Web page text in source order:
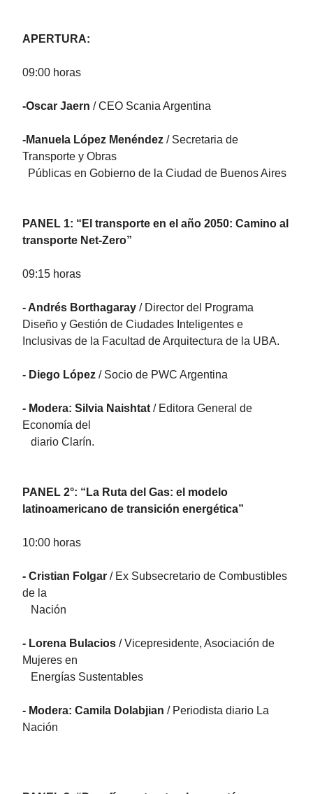
APERTURA:
09:00 horas
-Oscar Jaern / CEO Scania Argentina
-Manuela López Menéndez / Secretaria de
Transporte y Obras
Públicas en Gobierno de la Ciudad de Buenos Aires
PANEL 1: “El transporte en el año 2050: Camino al
transporte Net-Zero”
09:15 horas
- Andrés Borthagaray / Director del Programa
Diseño y Gestión de Ciudades Inteligentes e
Inclusivas de la Facultad de Arquitectura de la UBA.
- Diego López / Socio de PWC Argentina
- Modera: Silvia Naishtat / Editora General de
Economía del
diario Clarín.
PANEL 2°: “La Ruta del Gas: el modelo
latinoamericano de transición energética”
10:00 horas
- Cristian Folgar / Ex Subsecretario de Combustibles
de la
Nación
- Lorena Bulacios / Vicepresidente, Asociación de
Mujeres en
Energías Sustentables
- Modera: Camila Dolabjian / Periodista diario La
Nación